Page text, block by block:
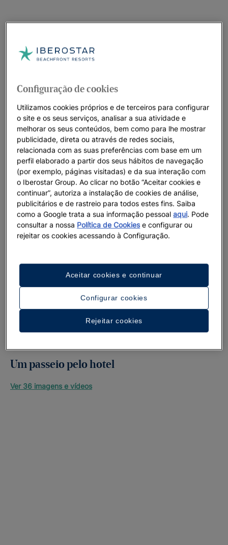
Um passeio pelo hotel
Ver 36 imagens e vídeos
Configuração de cookies
Utilizamos cookies próprios e de terceiros para configurar
o site e os seus serviços, analisar a sua atividade e
melhorar os seus conteúdos, bem como para lhe mostrar
publicidade, direta ou através de redes sociais,
relacionada com as suas preferências com base em um
perfil elaborado a partir dos seus hábitos de navegação
(por exemplo, páginas visitadas) e da sua interação com
o Iberostar Group. Ao clicar no botão “Aceitar cookies e
continuar”, autoriza a instalação de cookies de análise,
publicitários e de rastreio para todos estes fins. Saiba
como a Google trata a sua informação pessoalaqui. Pode
consultar a nossa Política de Cookiese configurar ou
rejeitar os cookies acessando à Configuração.
Configurar cookies
Rejeitar cookies
Aceitar cookies e continuar